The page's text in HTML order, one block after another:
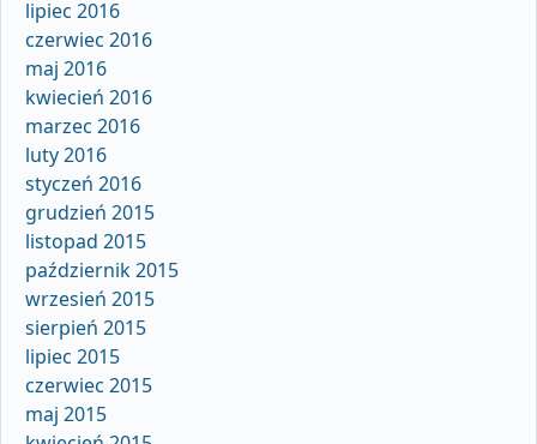
lipiec 2016
czerwiec 2016
maj 2016
kwiecień 2016
marzec 2016
luty 2016
styczeń 2016
grudzień 2015
listopad 2015
październik 2015
wrzesień 2015
sierpień 2015
lipiec 2015
czerwiec 2015
maj 2015